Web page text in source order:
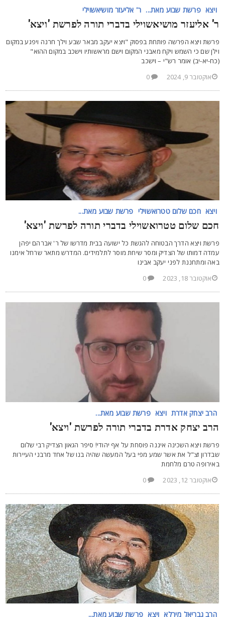
ויצא פרשת שבוע מאת... ר' אליעזר מושיאשוילי
אליעזר מושיאשוילי בדברי תורה לפרשת 'ויצא'
ויצא הפרשה פותחת בפסוק "ויצא יעקב מבאר שבע וילך חרנה ויפגע במקום
שם כי השמש ויקח מאבני המקום וישם מראשותיו וישכב במקום ההוא"
יא-יב) אומר רש"י – וישכב
אוקטובר 9, 2024
0
ויצא חכם שלום טטרואשוילי פרשת שבוע מאת...
שלום טטרואשוילי בדברי תורה לפרשת 'ויצא'
ויצא הדרך הבטוחה להגשת כל ישועה בבית מדרשו של ר' אברהם יפהן
דמותו של הצדיק ומסר שיחת מוסר לתלמידים. המדרש מתאר שרחל אימנו
ומתחננת לפני יעקב אבינו
אוקטובר 18, 2023
0
הרב יצחק אדרת ויצא פרשת שבוע מאת...
יצחק אדרת בדברי תורה לפרשת 'ויצא'
ויצא השכינה איננה פוסחת על אף יהודי! סיפר הגאון הצדיק רבי שלום
זצ"ל את אשר שמע מפי בעל המעשה שהיה בנו של אחד מרבני העיירות
טרם מלחמת
אוקטובר 12, 2023
0
הרב גבריאל מירלא ויצא פרשת שבוע מאת...